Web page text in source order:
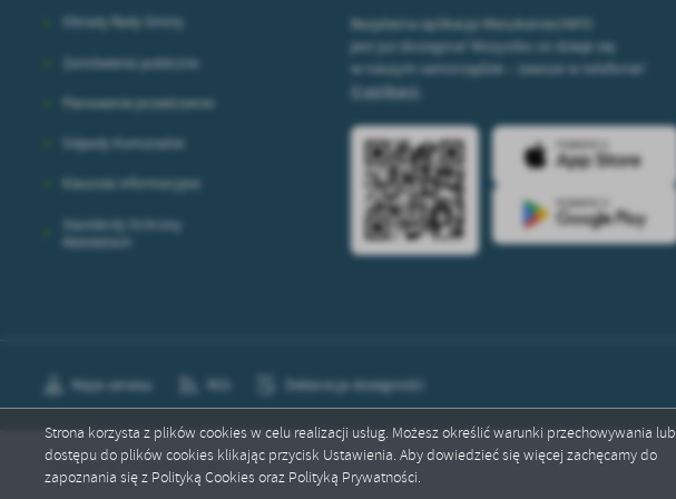
Strona korzysta z plików cookies w celu realizacji usług. Możesz określić warunki przechowywania lub
dostępu do plików cookies klikając przycisk Ustawienia. Aby dowiedzieć się więcej zachęcamy do
zapoznania się z Polityką Cookies oraz Polityką Prywatności.
Obrady Rady Gminy
Zamówienia publiczne
Planowanie przestrzenne
Odpady Komunalne
Klauzula informacyjna
Standardy Ochrony
Małoletnich
Bezpłatna aplikacja MieszkaniecINFO
jest już dostępna! Wszystko co dzieje się
w naszym samorządzie – zawsze w telefonie!
O aplikacji.
Mapa serwisu Deklaracja dostępności
Copyright by raciechowice.pl